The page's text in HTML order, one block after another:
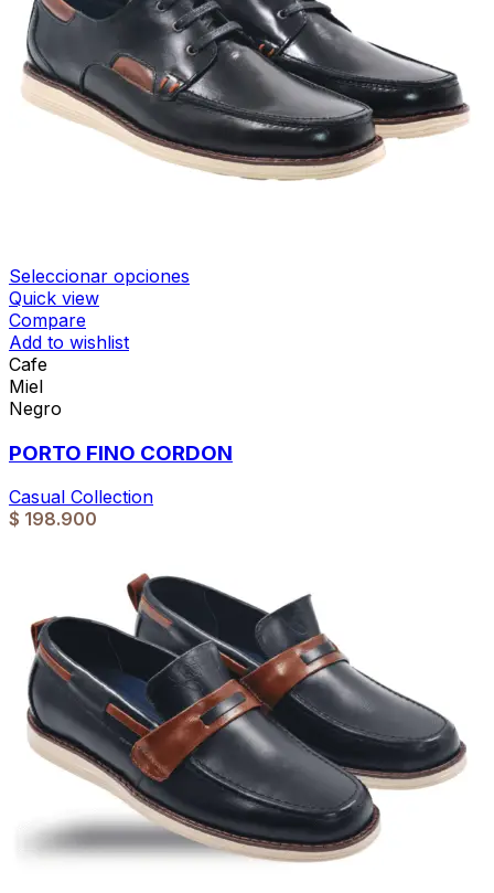
Seleccionar opciones
Quick view
Compare
Add to wishlist
Cafe
Miel
Negro
PORTO FINO CORDON
Casual Collection
$ 198.900